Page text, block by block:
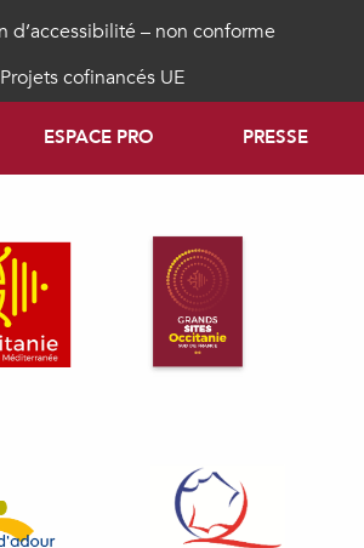
d’accessibilité – non conforme
Projets cofinancés UE
ESPACE PRO PRESSE